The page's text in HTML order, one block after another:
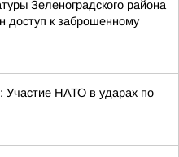
Зеленоградского района
доступ к заброшенному
Участие НАТО в ударах по